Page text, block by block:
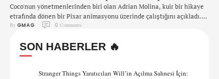
Coco'nun yönetmenlerinden biri olan Adrian Molina, kuir bir hikaye
etrafında dönen bir Pixar animasyonu üzerinde çalıştığını açıkladı.
"Sanırım gerçekten harika bir fikri olan biri olmak
söylenecek pek çok güzel hikaye ve keşfedilecek çok fazla karakter
var. Ben elimden geleni yapacağım. Kuir insanlar hakkında var
By GMAG 0 Comments
SON HABERLER 🔥
Stranger Things Yaratıcıları Will’in Açılma Sahnesi İçin: